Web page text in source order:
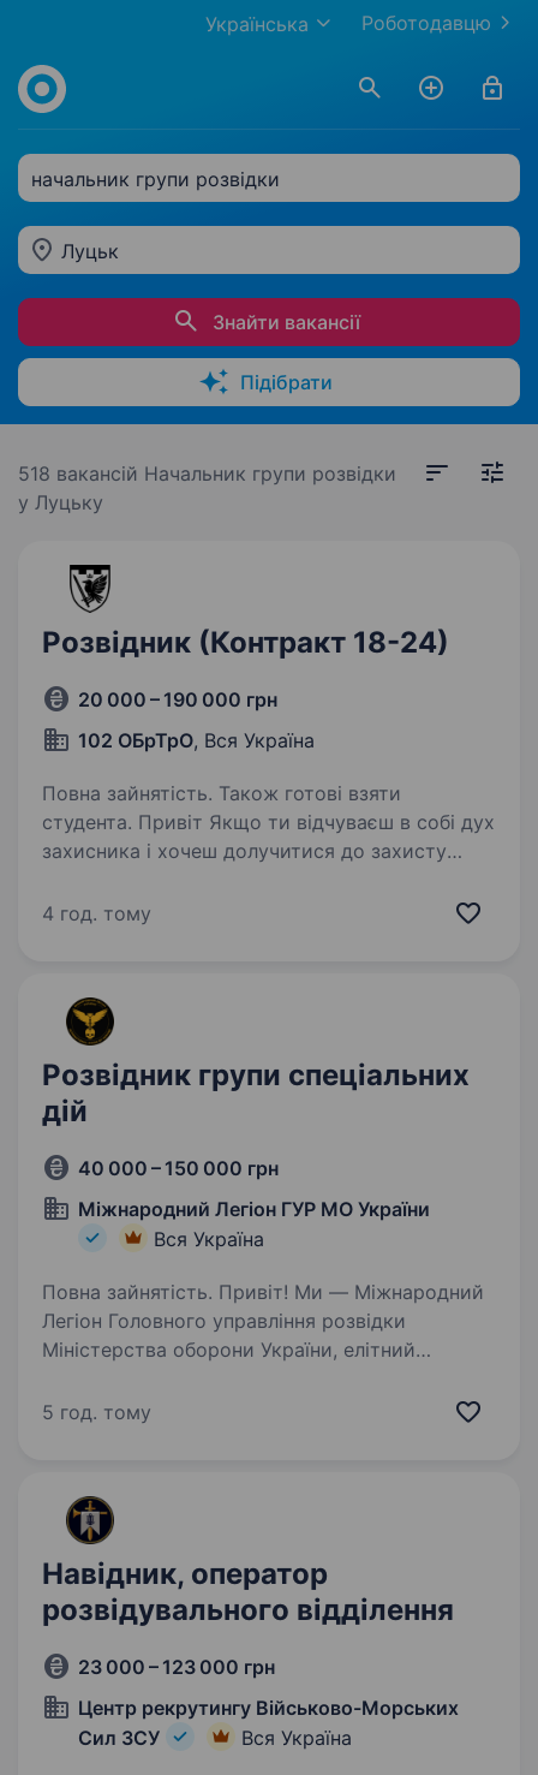
Роботодавцю
Українська
начальник групи розвідки
Луцьк
Знайти вакансії
Підібрати
518 вакансій Начальник групи розвідки
у Луцьку
Розвідник (Контракт 18-24)
20 000 – 190 000 грн
102 ОБрТрО, Вся Україна
Повна зайнятість. Також готові взяти
студента. Привіт Якщо ти відчуваєш в собі дух
захисника і хочеш долучитися до захисту
територіальної оборони запрошує тебе стати
4 год. тому
Розвідник групи спеціальних
дій
40 000 – 150 000 грн
Міжнародний Легіон ГУР МО України
Вся Україна
Повна зайнятість. Привіт! Ми — Міжнародний
Легіон Головного управління розвідки
Міністерства оборони України, елітний
за свободу та безпеку нашої країни. Якщо ти
5 год. тому
Навідник, оператор
розвідувального відділення
23 000 – 123 000 грн
Центр рекрутингу Військово-Морських
Сил ЗСУ
Вся Україна